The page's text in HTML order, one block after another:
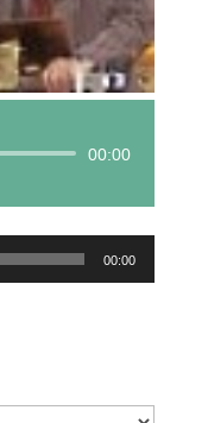
00:00
00:00